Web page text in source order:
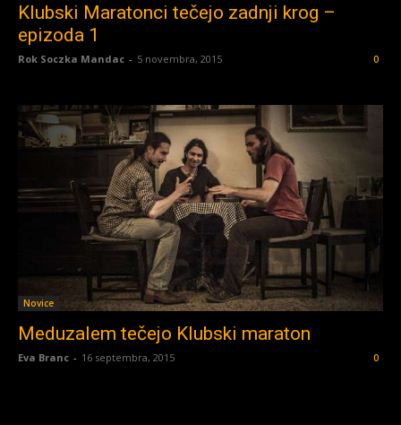
Klubski Maratonci tečejo zadnji krog –
epizoda 1
Rok Soczka Mandac - 5 novembra, 2015 0
Novice
Meduzalem tečejo Klubski maraton
Eva Branc - 16 septembra, 2015 0